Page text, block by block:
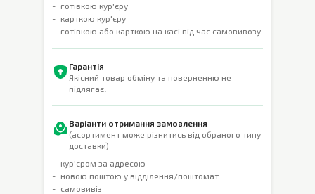
готівкою кур'єру
карткою кур'єру
готівкою або карткою на касі під час самовивозу
Гарантія
Якісний товар обміну та поверненню не
підлягає.
Варіанти отримання замовлення
(асортимент може різнитись від обраного типу
доставки)
кур'єром за адресою
новою поштою у відділення/поштомат
самовивіз